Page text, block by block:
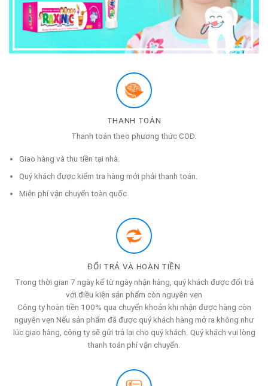
THANH TOÁN
Thanh toán theo phương thức COD:
Giao hàng và thu tiền tại nhà.
Quý khách được kiểm tra hàng mới phải thanh toán.
Miễn phí vận chuyển toàn quốc
ĐỔI TRẢ VÀ HOÀN TIỀN
Trong thời gian 7 ngày kể từ ngày nhận hàng, quý khách được đổi trả
với điều kiện sản phẩm còn nguyên vẹn
Công ty hoàn tiền 100% qua chuyển khoản khi nhận được hàng còn
nguyên vẹn Nếu sản phẩm đã được quý khách hàng mở ra không như
lúc giao hàng, công ty sẽ gửi trả lại cho quý khách. Quý khách vui lòng
thanh toán phí vận chuyển.